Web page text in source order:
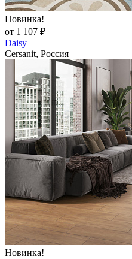
Новинка!
от 1 107 ₽
Daisy
Cersanit, Россия
Новинка!